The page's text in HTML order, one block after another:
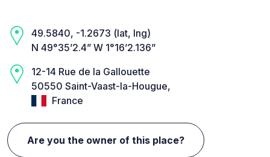
49.5840, -1.2673 (lat, lng)
N 49°35’2.4” W 1°16’2.136”
12-14 Rue de la Gallouette
50550 Saint-Vaast-la-Hougue,
France
Are you the owner of this place?